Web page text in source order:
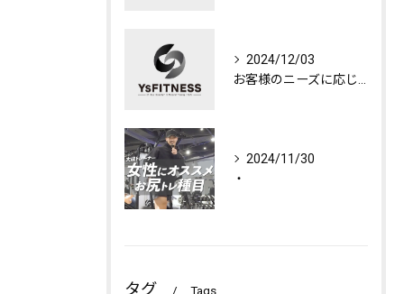
2024/12/03
お客様のニーズに応じたジムの選び方
2024/11/30
・
タグ Tags